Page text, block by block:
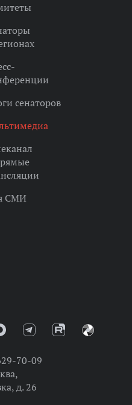
сенаторов
СМИ
70-09
д. 26